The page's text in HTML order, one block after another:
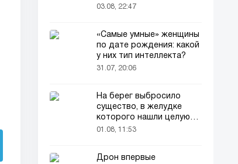
вызвал ажиотаж
03.08, 22:47
«Самые умные» женщины
по дате рождения: какой
у них тип интеллекта?
31.07, 20:06
На берег выбросило
существо, в желудке
которого нашли целую
добычу
01.08, 11:53
Дрон впервые